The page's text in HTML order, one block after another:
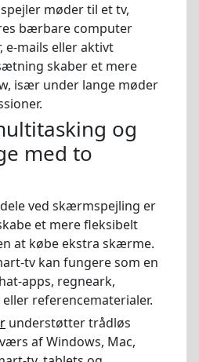
møder til et tv,
bærbare computer
mails eller aktivt
skaber et mere
især under lange møder
og
med to
ved skærmspejling er
et mere fleksibelt
at købe ekstra skærme.
tv kan fungere som en
apps, regneark,
referencematerialer.
understøtter trådløs
af Windows, Mac,